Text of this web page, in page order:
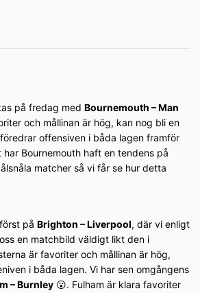
på fredag med Bournemouth – Man
och mållinan är hög, kan nog bli en
offensiven i båda lagen framför
Bournemouth haft en tendens på
matcher så vi får se hur detta
på Brighton – Liverpool, där vi enligt
en matchbild väldigt likt den i
är favoriter och mållinan är hög,
i båda lagen. Vi har sen omgångens
– Burnley 😮. Fulham är klara favoriter